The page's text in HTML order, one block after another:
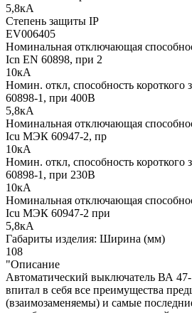
5,8кА
Степень защиты IP
EV006405
Номинальная отключающая
Icn EN 60898, при 2
10кА
Номин. откл, способность
60898-1, при 400В
5,8кА
Номинальная отключающая
Icu МЭК 60947-2, пр
10кА
Номин. откл, способность
60898-1, при 230В
10кА
Номинальная отключающая
Icu МЭК 60947-2 при
5,8кА
Габариты изделия: Ширина (мм)
108
"Описание
Автоматический выключатель ВА
впитал в себя все преимущества
(взаимозаменяемы) и самые